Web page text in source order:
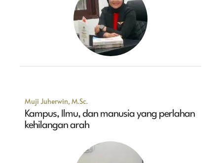
Muji Juherwin, M.Sc.
Kampus, Ilmu, dan manusia yang perlahan
kehilangan arah